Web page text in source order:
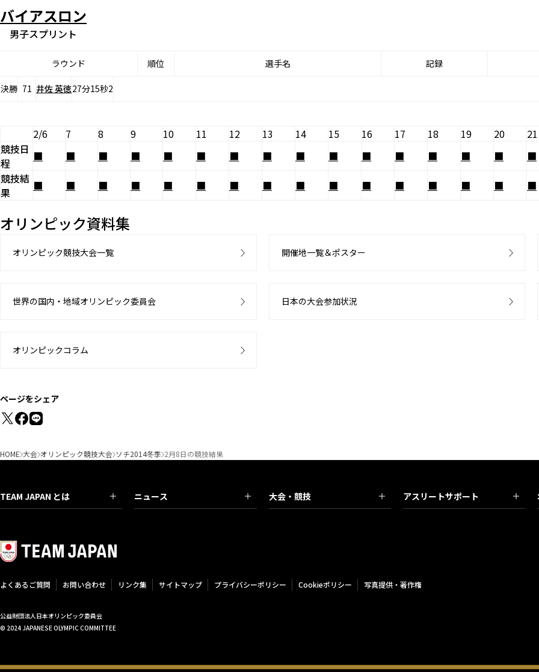
バイアスロン
男子スプリント
ラウンド 順位 選手名 記録
決勝 71 井佐 英徳27分15秒2
2/6 7 8 9 10 11 12 13 14 15 16 17 18 19 20
21
競技日
程
■ ■ ■ ■ ■ ■ ■ ■ ■ ■ ■ ■ ■ ■ ■
■
競技結
果
■ ■ ■ ■ ■ ■ ■ ■ ■ ■ ■ ■ ■ ■ ■ ■
オリンピック資料集
オリンピック競技大会一覧 開催地一覧＆ポスター
世界の国内・地域オリンピック委員会 日本の大会参加状況
オリンピックコラム
ページをシェア
HOME 大会 オリンピック競技大会 ソチ2014冬季 2月8日の競技結果
TEAM JAPAN とは ニュース 大会・競技 アスリートサポート
よくあるご質問 お問い合わせ リンク集 サイトマップ プライバシーポリシー Cookieポリシー 写真提供・著作権
公益財団法人日本オリンピック委員会
© 2024 JAPANESE OLYMPIC COMMITTEE